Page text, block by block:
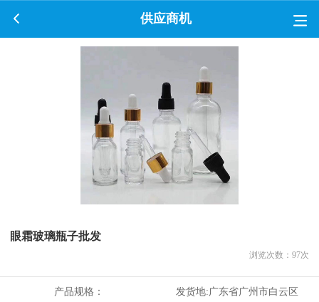
供应商机
眼霜玻璃瓶子批发
浏览次数： 97次
产品规格： 发货地:广东省广州市白云区